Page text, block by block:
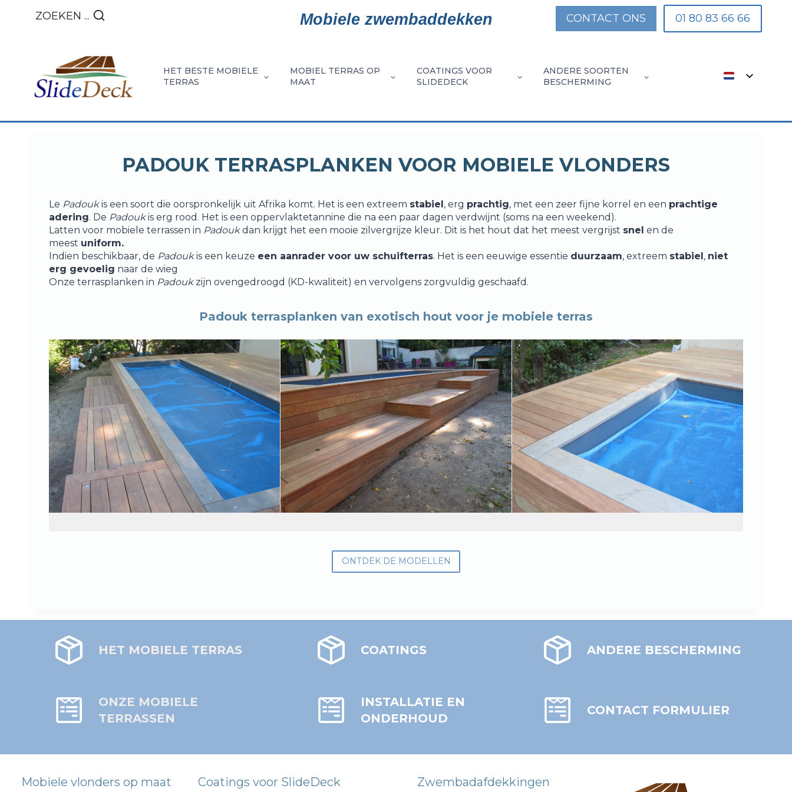
ZOEKEN ... Mobiele zwembaddekken CONTACT ONS 01 80 83 66 66
HET BESTE MOBIELE
TERRAS
HET
MOBIEL
SCHUIFDEK
PRESTATIES
MOBIEL
TERRAS
EN
MOBIEL TERRAS OP
MAAT
BEREIK
VAN
TERRAS
VOOR
TERRAS
OPTIES
VOOR
MOBIEL
TERRAS
DE
AFMETINGEN
HET
MOBIELE
TERRAS
COATINGS VOOR
SLIDEDECK
HOUTSOORTEN
MESSEN
GRAD
COATING
NATUURLIJKE
BEKLEDINGEN
ANDERE SOORTEN
BESCHERMING
MOBIELE
VOOR
ZWEMBADEN
SCHUREN
ZWEMBADEN
ONDERWATER
VOOR
ZWEMBADEN
PADOUK TERRASPLANKEN VOOR MOBIELE VLONDERS
Le Padoukis een soort die oorspronkelijk uit Afrika komt. Het is een extreem stabiel, erg prachtig, met een zeer fijne korrel en een prachtige
adering. De Padoukis erg rood. Het is een oppervlaktetannine die na een paar dagen verdwijnt (soms na een weekend).
Latten voor mobiele terrassen in Padoukdan krijgt het een mooie zilvergrijze kleur. Dit is het hout dat het meest vergrijst snel en de
meest uniform.
Indien beschikbaar, de Padoukis een keuze een aanrader voor uw schuifterras. Het is een eeuwige essentie duurzaam, extreem stabiel, niet
erg gevoelig naar de wieg
Onze terrasplanken in Padoukzijn ovengedroogd (KD-kwaliteit) en vervolgens zorgvuldig geschaafd.
Padouk terrasplanken van exotisch hout voor je mobiele terras
ONTDEK DE MODELLEN
HET MOBIELE TERRAS
ONZE MOBIELE
TERRASSEN
COATINGS
INSTALLATIE EN
ONDERHOUD
ANDERE BESCHERMING
CONTACT FORMULIER
Mobiele vlonders op maat Coatings voor SlideDeck Zwembadafdekkingen
Português